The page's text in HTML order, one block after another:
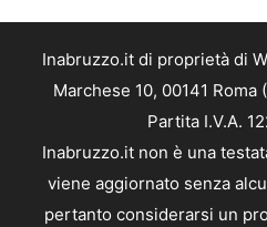
Inabruzzo.it di proprietà di
Marchese 10, 00141
Partita I.V.A.
Inabruzzo.it non è una
viene aggiornato senza
pertanto considerarsi un